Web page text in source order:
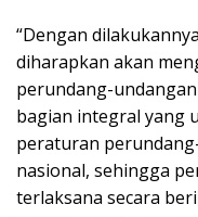
“Dengan
diharapkan akan
perundang-
bagian integral yang
peraturan
nasional, sehingga
terlaksana secara